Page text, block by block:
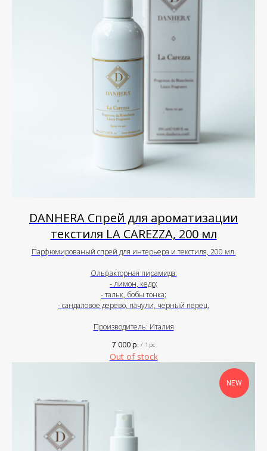
DANHERA Спрей для ароматизации
текстиля LA CAREZZA, 200 мл
Парфюмированый спрей для интерьера и текстиля, 200 мл.
Ольфакторная пирамида:
- лимон, кедр;
- тальк, бобы тонка;
- сандаловое дерево, пачули, черный перец.
Производитель: Италия
7 000р. / 1 pc
Out of stock
NEW